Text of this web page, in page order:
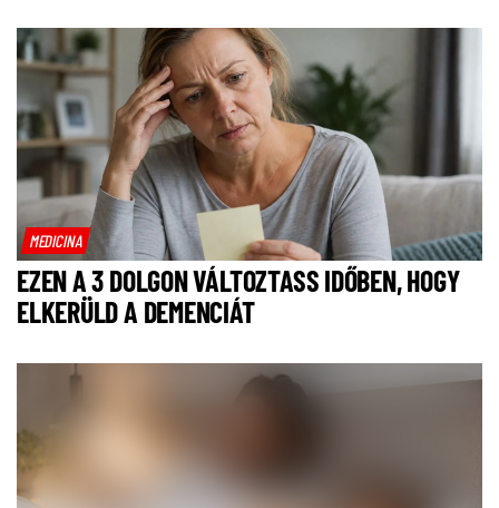
MEDICINA
EZEN A 3 DOLGON VÁLTOZTASS IDŐBEN, HOGY
ELKERÜLD A DEMENCIÁT